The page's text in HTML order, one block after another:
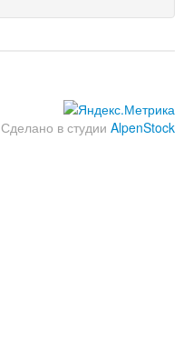
Сделано в студии AlpenStock